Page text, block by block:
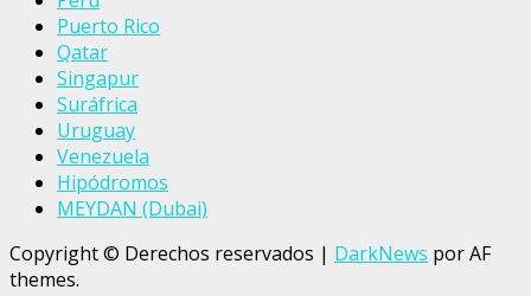
Puerto Rico
Qatar
Singapur
Suráfrica
Uruguay
Venezuela
Hipódromos
MEYDAN (Dubai)
Copyright © Derechos reservados | DarkNews por AF
themes.